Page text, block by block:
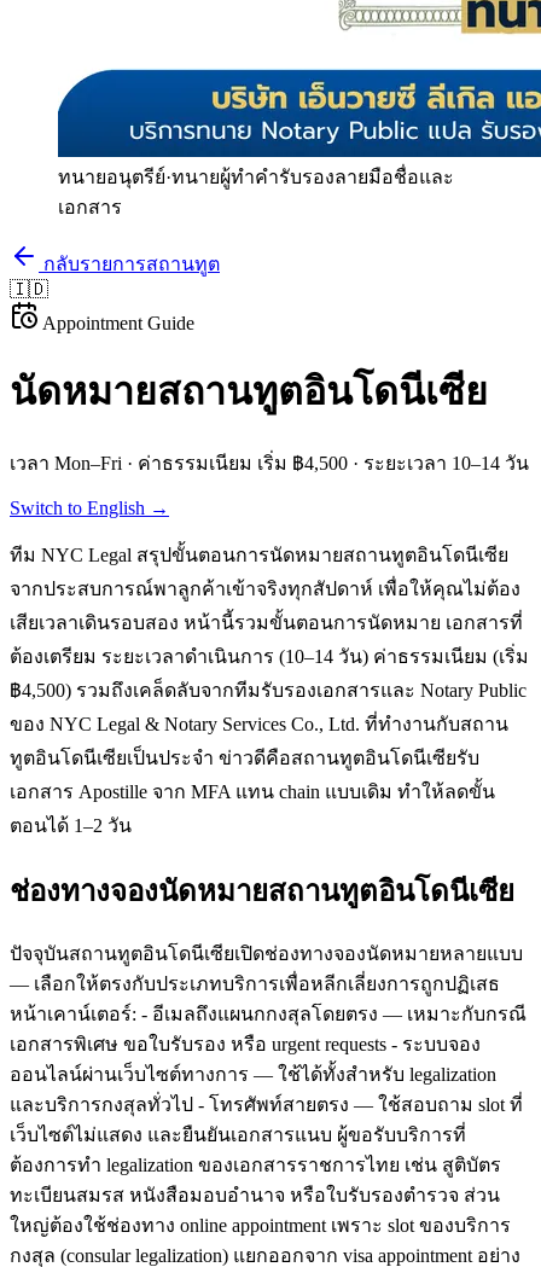
ทนายอนุตรีย์·ทนายผู้ทำคำรับรองลายมือชื่อและ
เอกสาร
กลับรายการสถานทูต
🇮🇩
Appointment Guide
นัดหมายสถานทูตอินโดนีเซีย
เวลา Mon–Fri · ค่าธรรมเนียม เริ่ม ฿4,500 · ระยะเวลา 10–14 วัน
Switch to English →
ทีม NYC Legal สรุปขั้นตอนการนัดหมายสถานทูตอินโดนีเซีย
จากประสบการณ์พาลูกค้าเข้าจริงทุกสัปดาห์ เพื่อให้คุณไม่ต้อง
เสียเวลาเดินรอบสอง หน้านี้รวมขั้นตอนการนัดหมาย เอกสารที่
ต้องเตรียม ระยะเวลาดำเนินการ (10–14 วัน) ค่าธรรมเนียม (เริ่ม
฿4,500) รวมถึงเคล็ดลับจากทีมรับรองเอกสารและ Notary Public
ของ NYC Legal & Notary Services Co., Ltd. ที่ทำงานกับสถาน
ทูตอินโดนีเซียเป็นประจำ ข่าวดีคือสถานทูตอินโดนีเซียรับ
เอกสาร Apostille จาก MFA แทน chain แบบเดิม ทำให้ลดขั้น
ตอนได้ 1–2 วัน
ช่องทางจองนัดหมายสถานทูตอินโดนีเซีย
ปัจจุบันสถานทูตอินโดนีเซียเปิดช่องทางจองนัดหมายหลายแบบ
— เลือกให้ตรงกับประเภทบริการเพื่อหลีกเลี่ยงการถูกปฏิเสธ
หน้าเคาน์เตอร์: - อีเมลถึงแผนกกงสุลโดยตรง — เหมาะกับกรณี
เอกสารพิเศษ ขอใบรับรอง หรือ urgent requests - ระบบจอง
ออนไลน์ผ่านเว็บไซต์ทางการ — ใช้ได้ทั้งสำหรับ legalization
และบริการกงสุลทั่วไป - โทรศัพท์สายตรง — ใช้สอบถาม slot ที่
เว็บไซต์ไม่แสดง และยืนยันเอกสารแนบ ผู้ขอรับบริการที่
ต้องการทำ legalization ของเอกสารราชการไทย เช่น สูติบัตร
ทะเบียนสมรส หนังสือมอบอำนาจ หรือใบรับรองตำรวจ ส่วน
ใหญ่ต้องใช้ช่องทาง online appointment เพราะ slot ของบริการ
กงสุล (consular legalization) แยกออกจาก visa appointment อย่าง